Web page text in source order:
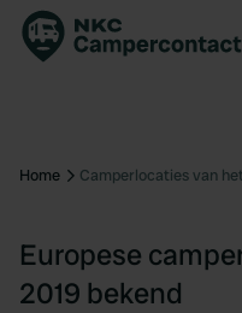
Home Camperlocaties van
Europese
2019 bekend